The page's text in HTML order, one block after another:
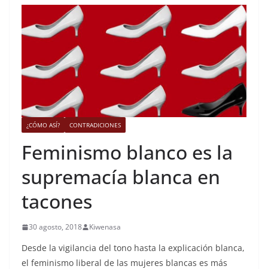
¿CÓMO ASÍ? CONTRADICIONES
Feminismo blanco es la
supremacía blanca en
tacones
30 agosto, 2018 Kiwenasa
Desde la vigilancia del tono hasta la explicación blanca,
el feminismo liberal de las mujeres blancas es más